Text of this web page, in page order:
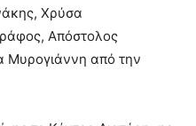
Χρύσα
Απόστολος
Μυρογιάννη από την